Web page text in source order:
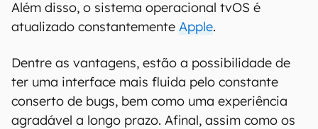
Além disso, o sistema operacional tvOS é
atualizado constantemente Apple.
Dentre as vantagens, estão a possibilidade de
ter uma interface mais fluida pelo constante
conserto de bugs, bem como uma experiência
agradável a longo prazo. Afinal, assim como os